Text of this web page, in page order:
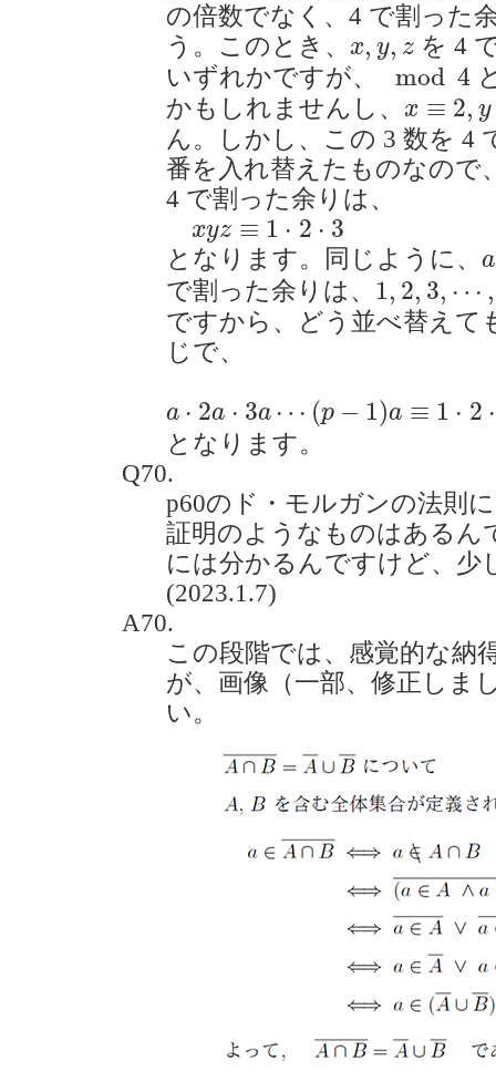
の倍数でなく、4 で割った
う。このとき、
x, y, z
x, y,z
を 4
いずれかですが、
mod 4
mod 4
かもしれませんし、
x ≡ 2, y
x≡2 y ≡3
ん。しかし、この 3 数を 4
番を入れ替えたものなので
4 で割った余りは、
xyz ≡ 1 ⋅ 2 ⋅ 3
xyz≡1 ⋅2⋅3
となります。同じように、 a
で割った余りは、 1, 2, 3, ⋯ ,
1 2,3,⋯
ですから、どう並べ替えて
じで、
a ⋅ 2a ⋅ 3a ⋯ (p − 1)a ≡ 1 ⋅ 2 ⋅
2a a⋯ 1 1 ⋅2 ⋯ −
となります。
Q70.
p60のド・モルガンの法則
証明のようなものはあるん
には分かるんですけど、少
(2023.1.7)
A70.
この段階では、感覚的な納
が、画像（一部、修正しま
い。